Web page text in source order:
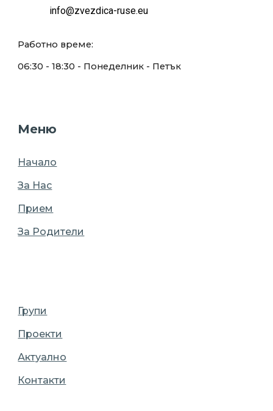
info@zvezdica-ruse.eu
Работно време:
06:30 - 18:30 - Понеделник - Петък
Меню
Начало
За Нас
Прием
За Родители
Групи
Проекти
Актуално
Контакти